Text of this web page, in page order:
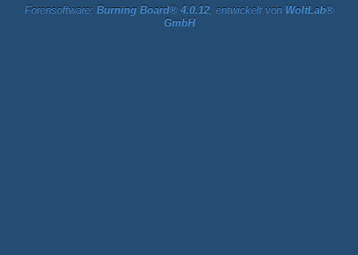
Forensoftware: Burning Board® 4.0.12, entwickelt von WoltLab®
GmbH